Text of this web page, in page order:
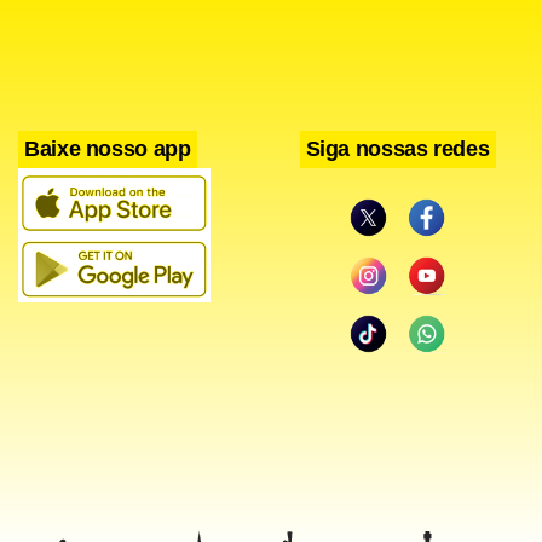
Baixe nosso app Siga nossas redes